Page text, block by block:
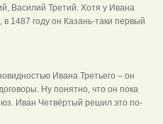
Василий Третий. Хотя у Ивана
в 1487 году он Казань-таки первый
Ивана Третьего – он
Ну понятно, что он пока
Иван Четвёртый решил это по-